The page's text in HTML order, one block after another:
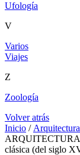
Ufología
V
Varios
Viajes
Z
Zoología
Volver atrás
Inicio /
clásica (del siglo